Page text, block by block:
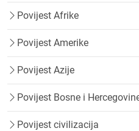
Povijest Afrike
Povijest Amerike
Povijest Azije
Povijest Bosne i
Povijest civilizacija